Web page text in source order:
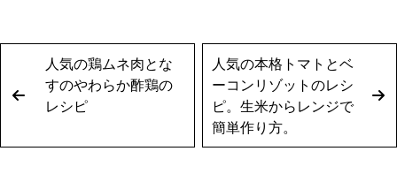
人気の鶏ムネ肉とな
すのやわらか酢鶏の
レシピ
人気の本格トマトとベ
ーコンリゾットのレシ
ピ。生米からレンジで
簡単作り方。